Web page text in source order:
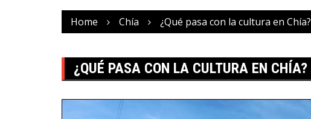
Home Chía ¿Qué pasa con la cultura en Chía?
¿QUÉ PASA CON LA CULTURA EN CHÍA?